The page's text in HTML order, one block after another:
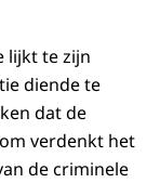
lijkt te zijn
diende te
dat de
verdenkt het
de criminele